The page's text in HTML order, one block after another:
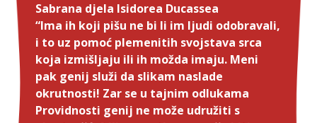
Sabrana djela Isidorea Ducassea
“Ima ih koji pišu ne bi li im ljudi odobravali,
i to uz pomoć plemenitih svojstava srca
koja izmišljaju ili ih možda imaju. Meni
pak genij služi da slikam naslade
okrutnosti! Zar se u tajnim odlukama
Providnosti genij ne može udružiti s